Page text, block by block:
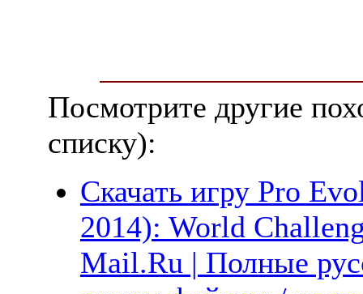
Посмотрите другие
списку):
Скачать игру Pro
2014): World
Mail.Ru | Полные